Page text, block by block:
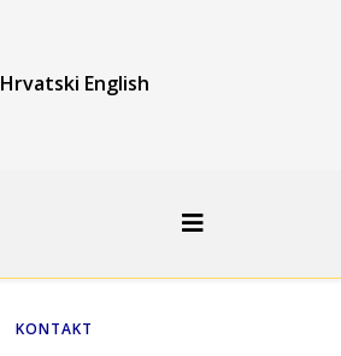
Hrvatski English
KONTAKT